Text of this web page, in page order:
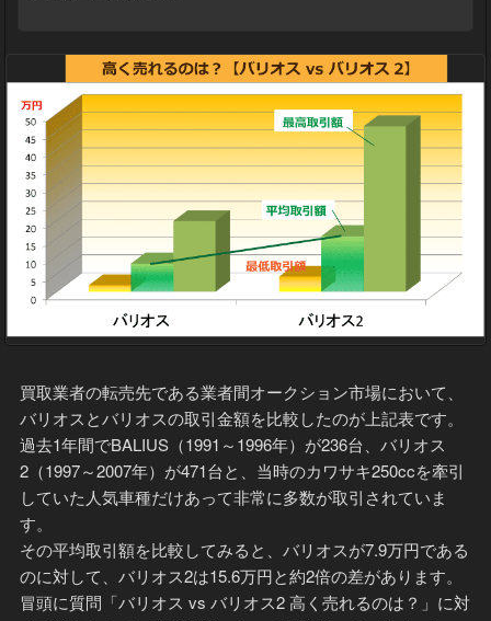
買取業者の転売先である業者間オークション市場において、
バリオスとバリオスの取引金額を比較したのが上記表です。
過去1年間でBALIUS（1991～1996年）が236台、バリオス
2（1997～2007年）が471台と、当時のカワサキ250ccを牽引
していた人気車種だけあって非常に多数が取引されていま
す。
その平均取引額を比較してみると、バリオスが7.9万円である
のに対して、バリオス2は15.6万円と約2倍の差があります。
冒頭に質問「バリオス vs バリオス2 高く売れるのは？」に対